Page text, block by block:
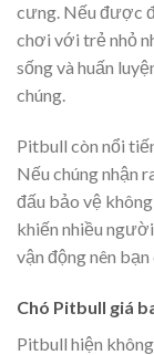
cưng. Nếu được
chơi với trẻ nhỏ
sống và huấn
chúng.
Pitbull còn nổi
Nếu chúng nhận
đấu bảo vệ
khiến nhiều
vận động nên
Chó Pitbull giá
Pitbull hiện